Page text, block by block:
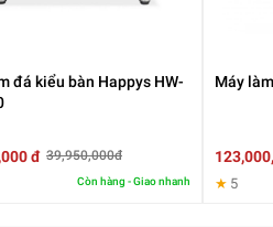
đồ uống, giữ nguyên hương vị
cạnh đó, việc chủ động làm đá
nước sử dụng
sự chuyên nghiệp trong vận hành
đá kiểu bàn Happys HW-
đ 39,950,000đ
Còn hàng - Giao nhanh
Máy
★ 5